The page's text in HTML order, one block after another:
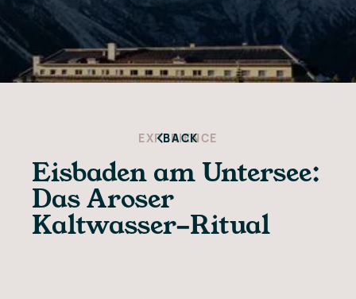
EXPERIENCE
Eisbaden am Untersee:
Das Aroser
Kaltwasser-Ritual
BACK